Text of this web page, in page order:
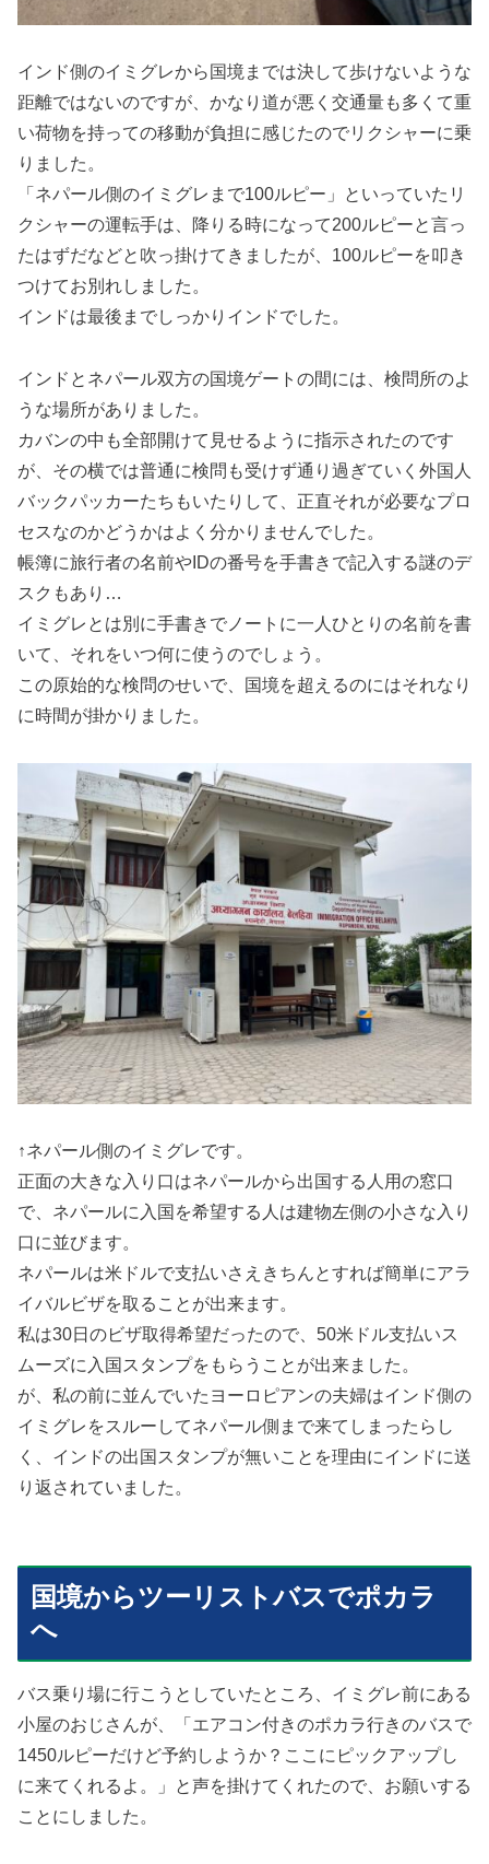
インド側のイミグレから国境までは決して歩けないような
距離ではないのですが、かなり道が悪く交通量も多くて重
い荷物を持っての移動が負担に感じたのでリクシャーに乗
りました。
「ネパール側のイミグレまで100ルピー」といっていたリ
クシャーの運転手は、降りる時になって200ルピーと言っ
たはずだなどと吹っ掛けてきましたが、100ルピーを叩き
つけてお別れしました。
インドは最後までしっかりインドでした。
インドとネパール双方の国境ゲートの間には、検問所のよ
うな場所がありました。
カバンの中も全部開けて見せるように指示されたのです
が、その横では普通に検問も受けず通り過ぎていく外国人
バックパッカーたちもいたりして、正直それが必要なプロ
セスなのかどうかはよく分かりませんでした。
帳簿に旅行者の名前やIDの番号を手書きで記入する謎のデ
スクもあり…
イミグレとは別に手書きでノートに一人ひとりの名前を書
いて、それをいつ何に使うのでしょう。
この原始的な検問のせいで、国境を超えるのにはそれなり
に時間が掛かりました。
↑ネパール側のイミグレです。
正面の大きな入り口はネパールから出国する人用の窓口
で、ネパールに入国を希望する人は建物左側の小さな入り
口に並びます。
ネパールは米ドルで支払いさえきちんとすれば簡単にアラ
イバルビザを取ることが出来ます。
私は30日のビザ取得希望だったので、50米ドル支払いス
ムーズに入国スタンプをもらうことが出来ました。
が、私の前に並んでいたヨーロピアンの夫婦はインド側の
イミグレをスルーしてネパール側まで来てしまったらし
く、インドの出国スタンプが無いことを理由にインドに送
り返されていました。
国境からツーリストバスでポカラ
へ
バス乗り場に行こうとしていたところ、イミグレ前にある
小屋のおじさんが、「エアコン付きのポカラ行きのバスで
1450ルピーだけど予約しようか？ここにピックアップし
に来てくれるよ。」と声を掛けてくれたので、お願いする
ことにしました。